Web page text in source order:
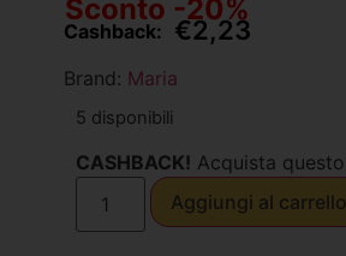
Sconto -20%
Cashback: €2,23
Brand: Maria
5 disponibili
CASHBACK! Acquista
Aggiungi al carrello